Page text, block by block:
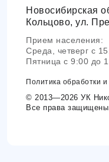
Новосибирская
Кольцово, ул.
Прием населения:
Среда, четверг с
Пятница с 9:00 до
Политика обработки
© 2013—2026 УК
Все права